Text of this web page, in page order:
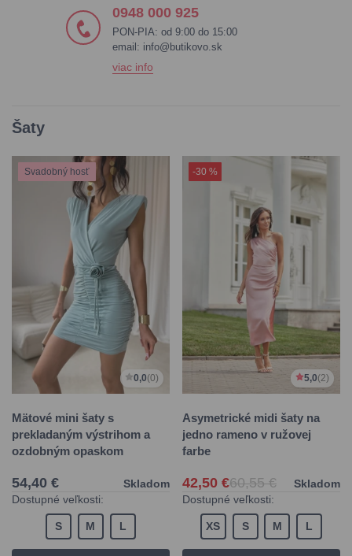
0948 000 925
PON-PIA: od 9:00 do 15:00
email: info@butikovo.sk
viac info
Šaty
Svadobný hosť
0,0(0)
Mätové mini šaty s
prekladaným výstrihom a
ozdobným opaskom
54,40 €
Skladom
Dostupné veľkosti:
S M L
-30 %
5,0(2)
Asymetrické midi šaty na
jedno rameno v ružovej
farbe
42,50 €60,55 €
Skladom
Dostupné veľkosti:
XS S M L